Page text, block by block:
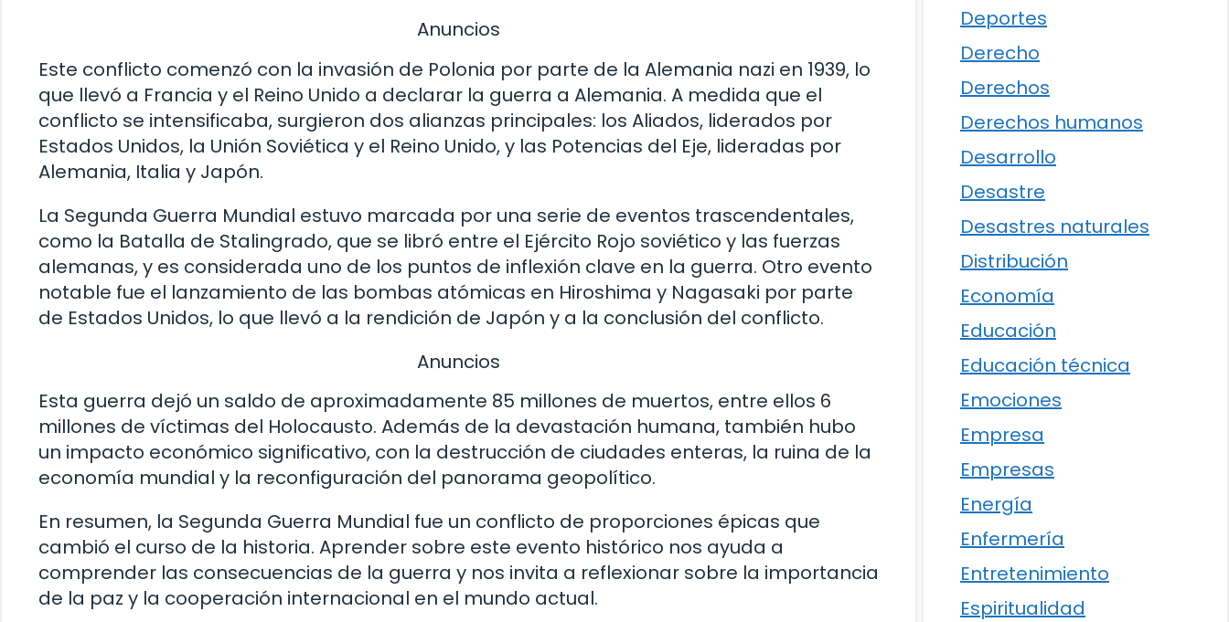
Anuncios
Este conflicto comenzó con la invasión de Polonia por parte de la Alemania nazi en 1939, lo
que llevó a Francia y el Reino Unido a declarar la guerra a Alemania. A medida que el
conflicto se intensificaba, surgieron dos alianzas principales: los Aliados, liderados por
Estados Unidos, la Unión Soviética y el Reino Unido, y las Potencias del Eje, lideradas por
Alemania, Italia y Japón.
La Segunda Guerra Mundial estuvo marcada por una serie de eventos trascendentales,
como la Batalla de Stalingrado, que se libró entre el Ejército Rojo soviético y las fuerzas
alemanas, y es considerada uno de los puntos de inflexión clave en la guerra. Otro evento
notable fue el lanzamiento de las bombas atómicas en Hiroshima y Nagasaki por parte
de Estados Unidos, lo que llevó a la rendición de Japón y a la conclusión del conflicto.
Anuncios
Esta guerra dejó un saldo de aproximadamente 85 millones de muertos, entre ellos 6
millones de víctimas del Holocausto. Además de la devastación humana, también hubo
un impacto económico significativo, con la destrucción de ciudades enteras, la ruina de la
economía mundial y la reconfiguración del panorama geopolítico.
En resumen, la Segunda Guerra Mundial fue un conflicto de proporciones épicas que
cambió el curso de la historia. Aprender sobre este evento histórico nos ayuda a
comprender las consecuencias de la guerra y nos invita a reflexionar sobre la importancia
de la paz y la cooperación internacional en el mundo actual.
Deportes
Derecho
Derechos
Derechos humanos
Desarrollo
Desastre
Desastres naturales
Distribución
Economía
Educación
Educación técnica
Emociones
Empresa
Empresas
Energía
Enfermería
Entretenimiento
Espiritualidad